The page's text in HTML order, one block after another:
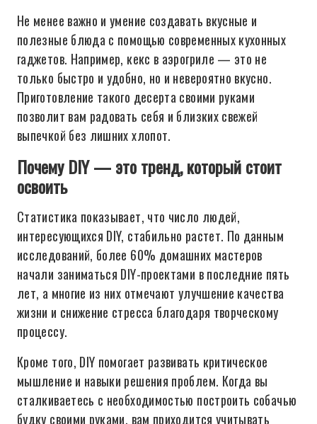
Не менее важно и умение создавать вкусные и
полезные блюда с помощью современных кухонных
гаджетов. Например, кекс в аэрогриле — это не
только быстро и удобно, но и невероятно вкусно.
Приготовление такого десерта своими руками
позволит вам радовать себя и близких свежей
выпечкой без лишних хлопот.
Почему DIY — это тренд, который стоит
освоить
Статистика показывает, что число людей,
интересующихся DIY, стабильно растет. По данным
исследований, более 60% домашних мастеров
начали заниматься DIY-проектами в последние пять
лет, а многие из них отмечают улучшение качества
жизни и снижение стресса благодаря творческому
процессу.
Кроме того, DIY помогает развивать критическое
мышление и навыки решения проблем. Когда вы
сталкиваетесь с необходимостью построить собачью
будку своими руками, вам приходится учитывать